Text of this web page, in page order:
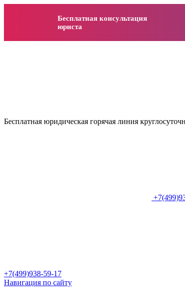
Бесплатная консультация
юриста
Бесплатная юридическая горячая линия
+7(499)938-59-17
Навигация по сайту